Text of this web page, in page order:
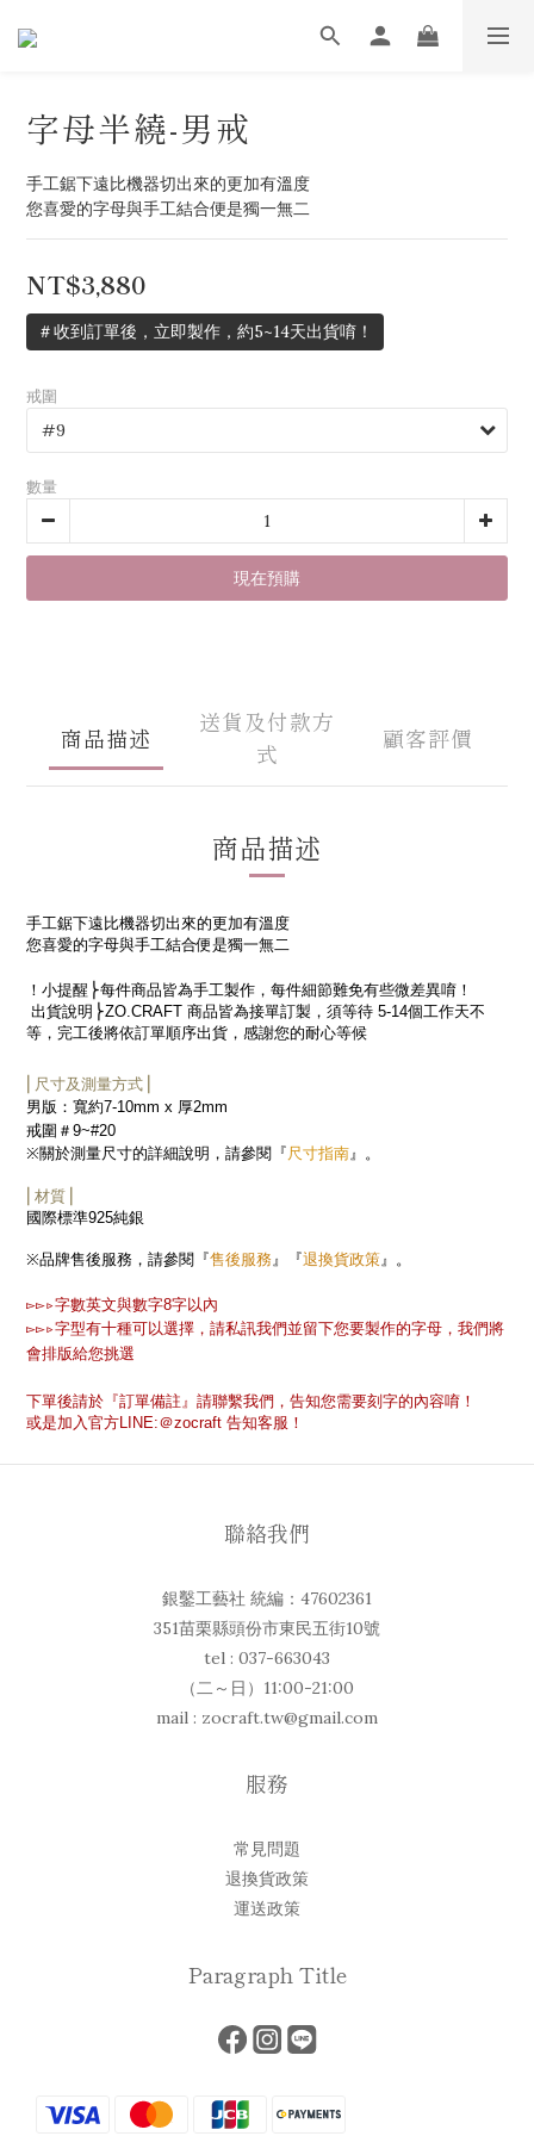
字母半繞-男戒
手工鋸下遠比機器切出來的更加有溫度
您喜愛的字母與手工結合便是獨一無二
NT$3,880
＃收到訂單後，立即製作，約5~14天出貨唷！
戒圍
數量
現在預購
商品描述
送貨及付款方
式
顧客評價
商品描述
手工鋸下遠比機器切出來的更加有溫度
您喜愛的字母與手工結合便是獨一無二
！小提醒 ⎬每件商品皆為手工製作，每件細節難免有些微差異唷！
出貨說明 ⎬ZO.CRAFT 商品皆為接單訂製，須等待 5-14個工作天不
等，完工後將依訂單順序出貨，感謝您的耐心等候
⎜尺寸及測量方式⎟
男版：寬約7-10mm x 厚2mm
戒圍＃9~#20
※關於測量尺寸的詳細說明，請參閱『尺寸指南』。
⎜材質⎟
國際標準925純銀
※品牌售後服務，請參閱『售後服務』『退換貨政策』。
▻▻▹字數英文與數字8字以內
▻▻▹字型有十種可以選擇，請私訊我們並留下您要製作的字母，我們將
會排版給您挑選
下單後請於『訂單備註』請聯繫我們，告知您需要刻字的內容唷！
或是加入官方LINE:＠zocraft 告知客服！
聯絡我們
銀鑿工藝社 統編：47602361
351苗栗縣頭份市東民五街10號
tel : 037-663043
（二～日）11:00-21:00
mail : zocraft.tw@gmail.com
服務
常見問題
退換貨政策
運送政策
Paragraph Title